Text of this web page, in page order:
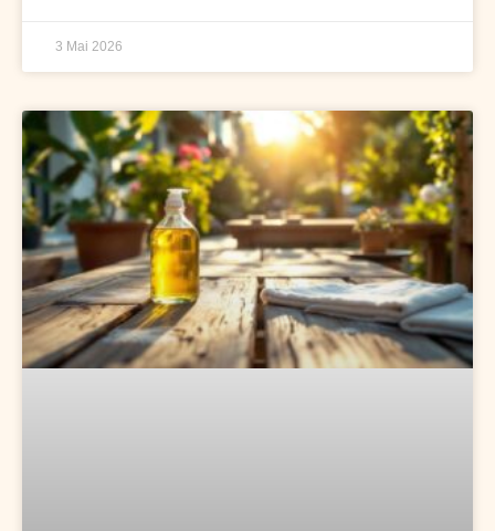
3 Mai 2026